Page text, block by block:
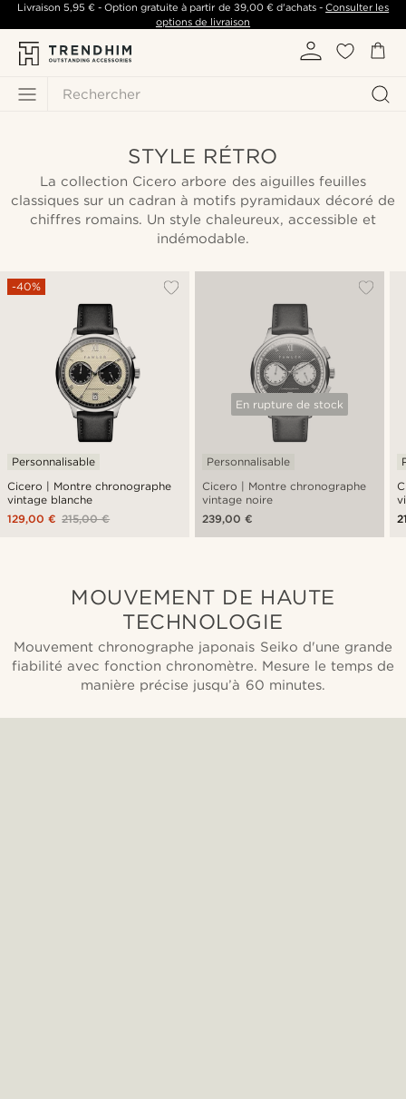
Rechercher
Livraison 5,95 €- Option gratuite à partir de 39,00 €d'achats -Consulter les
options de livraison
STYLE RÉTRO
La collection Cicero arbore des aiguilles feuilles
classiques sur un cadran à motifs pyramidaux décoré de
chiffres romains. Un style chaleureux, accessible et
indémodable.
Cicero | Montre chronographe
vintage blanche
-40%
Personnalisable
215,00 €
129,00 €
En rupture de stock
Cicero | Montre chronographe
vintage noire
Personnalisable
239,00 €
MOUVEMENT DE HAUTE
TECHNOLOGIE
Mouvement chronographe japonais Seiko d'une grande
fiabilité avec fonction chronomètre. Mesure le temps de
manière précise jusqu’à 60 minutes.